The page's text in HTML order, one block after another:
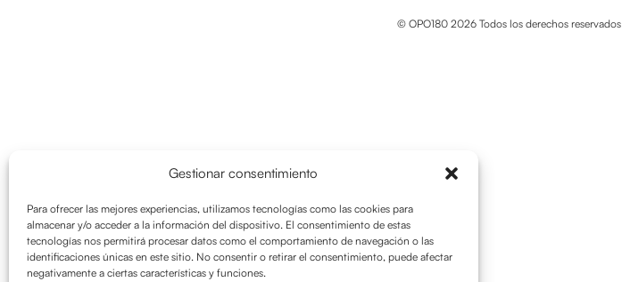
Gestionar consentimiento
Para ofrecer las mejores experiencias, utilizamos tecnologías como las cookies para
almacenar y/o acceder a la información del dispositivo. El consentimiento de estas
tecnologías nos permitirá procesar datos como el comportamiento de navegación o las
identificaciones únicas en este sitio. No consentir o retirar el consentimiento, puede afectar
negativamente a ciertas características y funciones.
© OPO180 2026 Todos los derechos reservados